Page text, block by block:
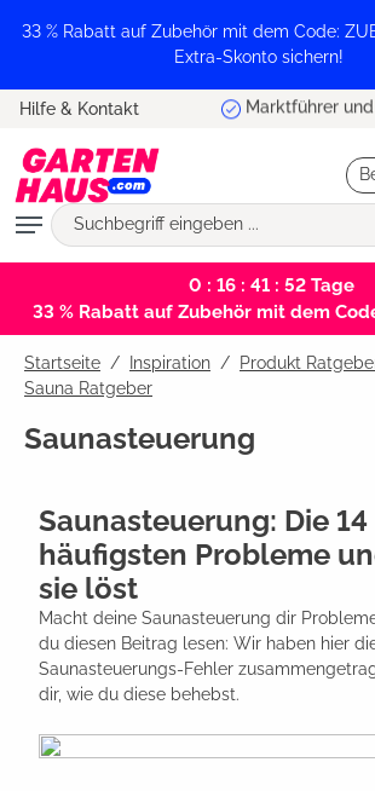
springen
33 % Rabatt auf Zubehör mit dem Code:
Extra-Skonto sichern!
Hilfe & Kontakt Marktführer
0 : 16 : 41 : 51Tage
33 % Rabatt auf Zubehör mit dem
Startseite Inspiration / Produkt
Sauna Ratgeber
Saunasteuerung
Saunasteuerung: Die 14
häufigsten Probleme
sie löst
Macht deine Saunasteuerung dir
du diesen Beitrag lesen: Wir haben hier
Saunasteuerungs-Fehler
dir, wie du diese behebst.